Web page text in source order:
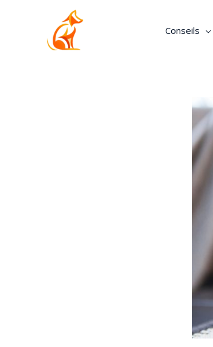
Conseils